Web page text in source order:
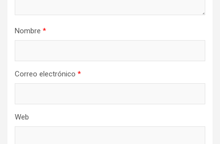
Nombre *
Correo electrónico *
Web